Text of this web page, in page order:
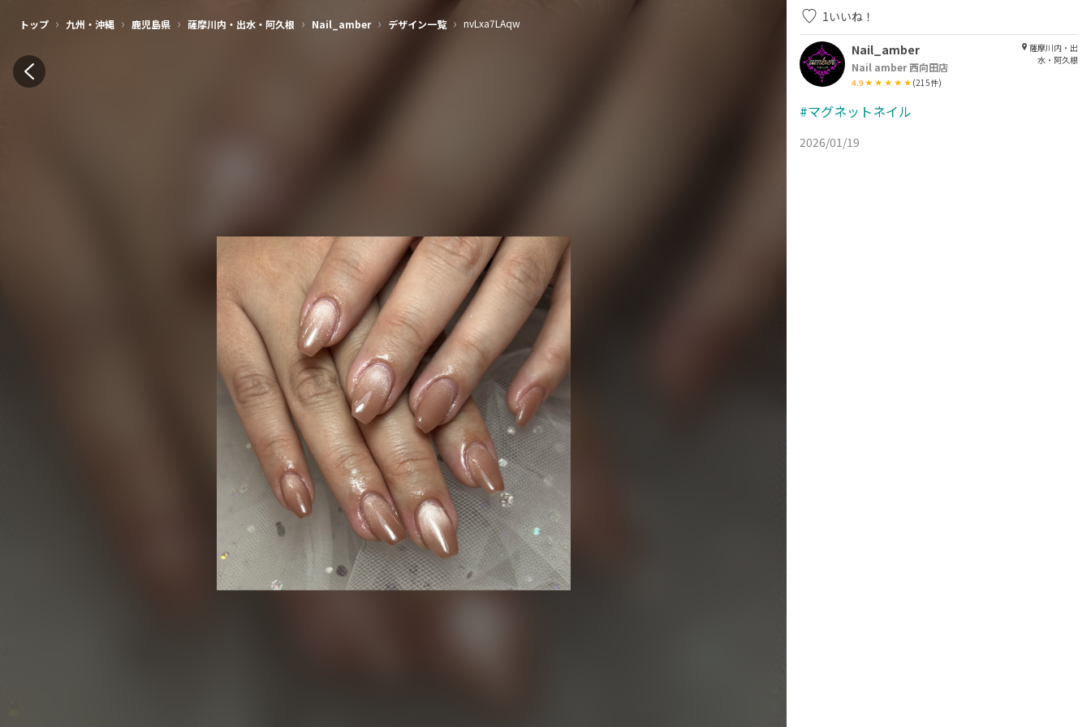
トップ › 九州・沖縄 › 鹿児島県 › 薩摩川内・出水・阿久根 › Nail_amber › デザイン一覧 › nvLxa7LAqw 1いいね！
Nail_amber
Nail amber 西向田店
4.9 (215件)
薩摩川内・出
水・阿久根
#マグネットネイル
2026/01/19